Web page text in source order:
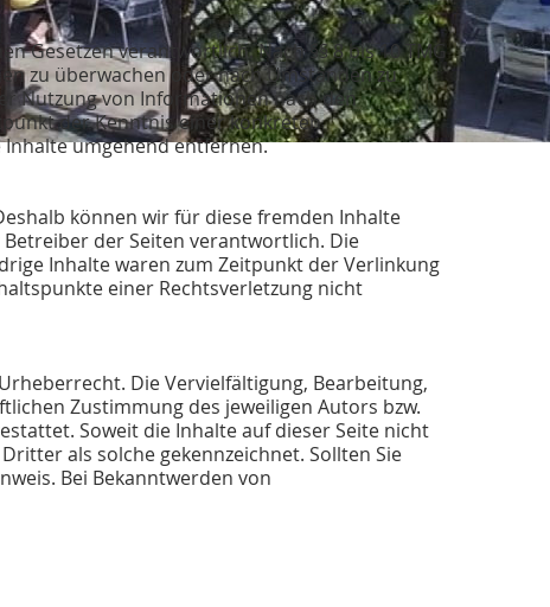
Gesetzen verantwortlich. Nach §§ 8 bis 10 TMG
zu überwachen oder nach Umständen zu
Nutzung von Informationen nach den
der Kenntnis einer konkreten
umgehend entfernen.
können wir für diese fremden Inhalte
der Seiten verantwortlich. Die
Inhalte waren zum Zeitpunkt der Verlinkung
einer Rechtsverletzung nicht
Die Vervielfältigung, Bearbeitung,
Zustimmung des jeweiligen Autors bzw.
Soweit die Inhalte auf dieser Seite nicht
als solche gekennzeichnet. Sollten Sie
Bei Bekanntwerden von